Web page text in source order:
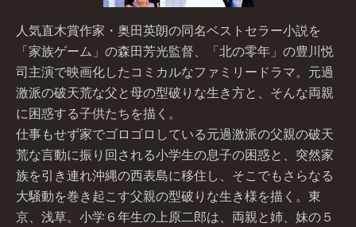
人気直木賞作家・奥田英朗の同名ベストセラー小説を
「家族ゲーム」の森田芳光監督、「北の零年」の豊川悦
司主演で映画化したコミカルなファミリードラマ。元過
激派の破天荒な父と母の型破りな生き方と、そんな両親
に困惑する子供たちを描く。
仕事もせず家でゴロゴロしている元過激派の父親の破天
荒な言動に振り回される小学生の息子の困惑と、突然家
族を引き連れ沖縄の西表島に移住し、そこでもさらなる
大騒動を巻き起こす父親の型破りな生き様を描く。東
京、浅草。小学６年生の上原二郎は、両親と姉、妹の５